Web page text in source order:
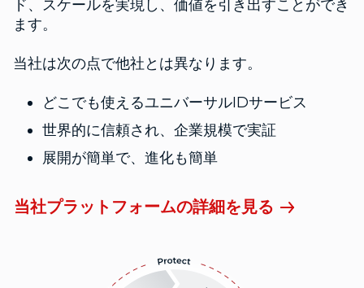
ド、スケールを実現し、価値を引き出すことができ
ます。
当社は次の点で他社とは異なります。
どこでも使えるユニバーサルIDサービス
世界的に信頼され、企業規模で実証
展開が簡単で、進化も簡単
当社プラットフォームの詳細を見る